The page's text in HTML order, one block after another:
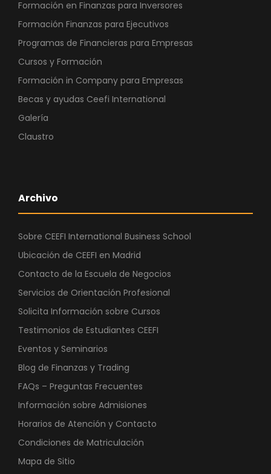
Formación en Finanzas para Inversores
Formación Finanzas para Ejecutivos
Programas de Financieras para Empresas
Cursos y Formación
Formación in Company para Empresas
Becas y ayudas Ceefi International
Galería
Claustro
Archivo
Sobre CEEFI International Business School
Ubicación de CEEFI en Madrid
Contacto de la Escuela de Negocios
Servicios de Orientación Profesional
Solicita Información sobre Cursos
Testimonios de Estudiantes CEEFI
Eventos y Seminarios
Blog de Finanzas y Trading
FAQs – Preguntas Frecuentes
Información sobre Admisiones
Horarios de Atención y Contacto
Condiciones de Matriculación
Mapa de Sitio